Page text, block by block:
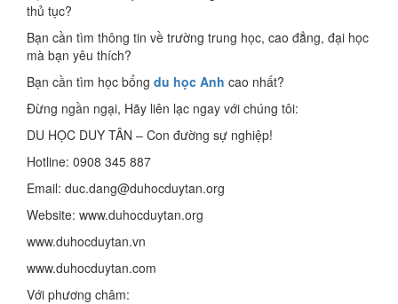
thủ tục?
Bạn cần tìm thông tin về trường trung học, cao đẳng, đại học
mà bạn yêu thích?
Bạn cần tìm học bổng du học Anh cao nhất?
Đừng ngần ngại, Hãy liên lạc ngay với chúng tôi:
DU HỌC DUY TÂN – Con đường sự nghiệp!
Hotline: 0908 345 887
Email: duc.dang@duhocduytan.org
Website: www.duhocduytan.org
www.duhocduytan.vn
www.duhocduytan.com
Với phương châm: